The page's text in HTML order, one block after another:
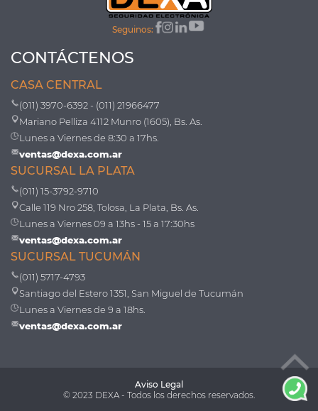
Seguinos:
CONTÁCTENOS
CASA CENTRAL
(011) 3970-6392 - (011) 21966477
Mariano Pelliza 4112 Munro (1605), Bs. As.
Lunes a Viernes de 8:30 a 17hs.
ventas@dexa.com.ar
SUCURSAL LA PLATA
(011) 15-3792-9710
Calle 119 Nro 258, Tolosa, La Plata, Bs. As.
Lunes a Viernes 09 a 13hs - 15 a 17:30hs
ventas@dexa.com.ar
SUCURSAL TUCUMÁN
(011) 5717-4793
Santiago del Estero 1351, San Miguel de Tucumán
Lunes a Viernes de 9 a 18hs.
ventas@dexa.com.ar
Aviso Legal
© 2023 DEXA - Todos los derechos reservados.